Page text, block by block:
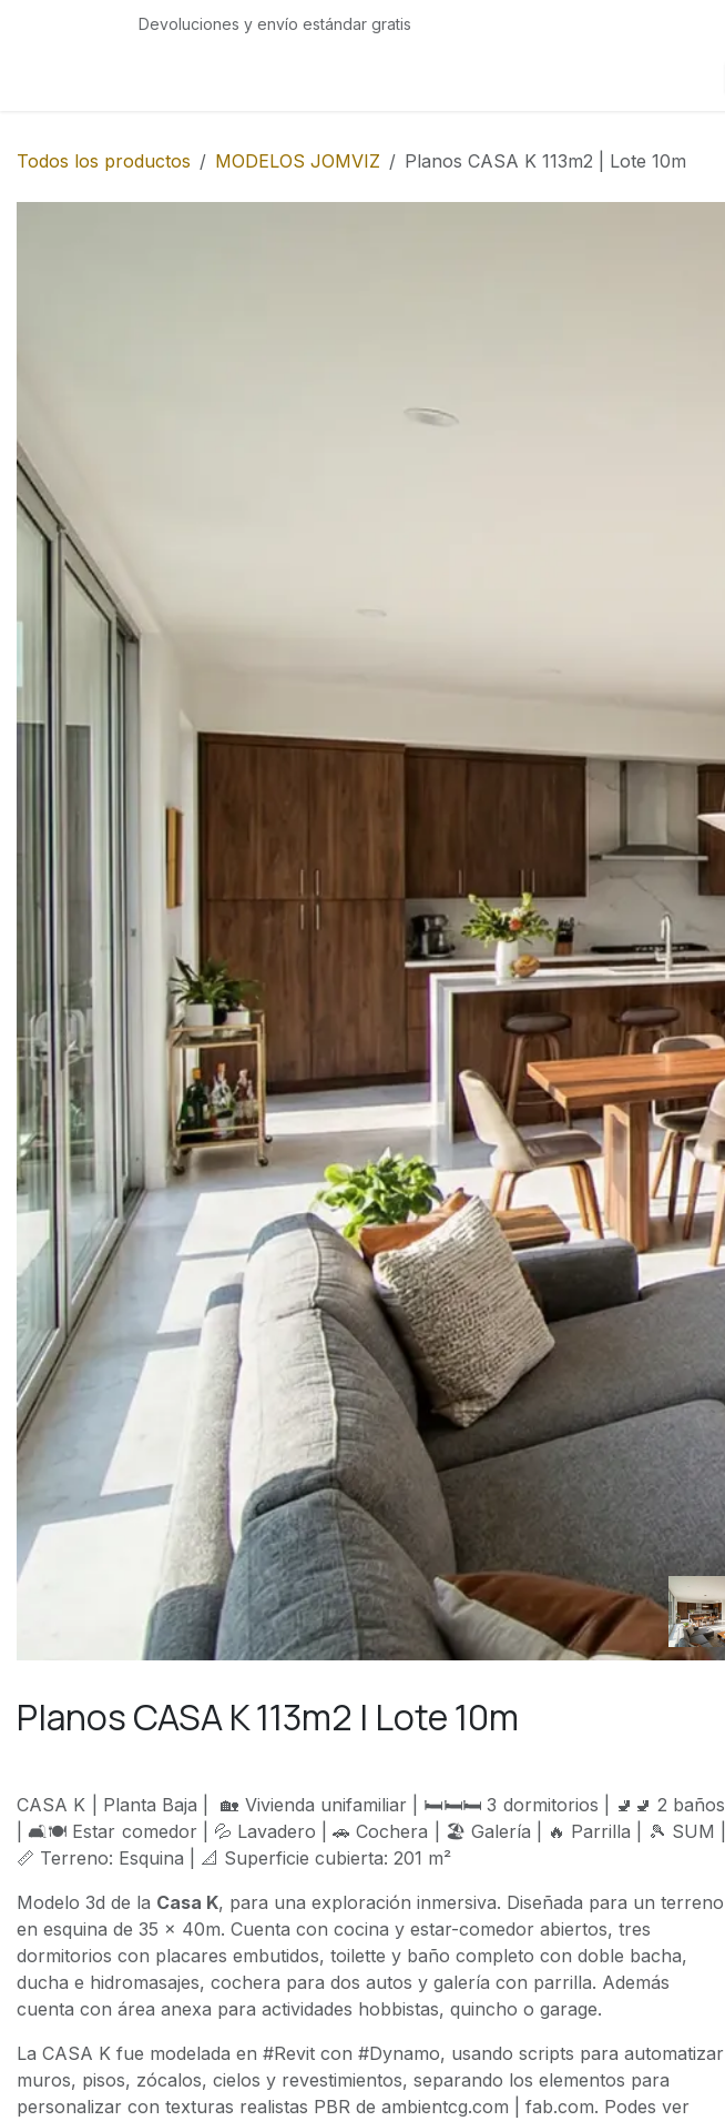
Devoluciones y envío estándar gratis
Todos los productos MODELOS JOMVIZ Planos CASA K 113m2 | Lote 10m
Planos CASA K 113m2 | Lote 10m
CASA K | Planta Baja | 🏡 Vivienda unifamiliar | 🛏️🛏️🛏️ 3 dormitorios | 🚽🚽 2 baños
| 🛋️🍽️ Estar comedor | 💦 Lavadero | 🚗 Cochera | 🏖️ Galería | 🔥 Parrilla | 🎾 SUM |
📏 Terreno: Esquina | 📐 Superficie cubierta: 201 m²
Modelo 3d de la Casa K, para una exploración inmersiva. Diseñada para un terreno
en esquina de 35 x 40m. Cuenta con cocina y estar-comedor abiertos, tres
dormitorios con placares embutidos, toilette y baño completo con doble bacha,
ducha e hidromasajes, cochera para dos autos y galería con parrilla. Además
cuenta con área anexa para actividades hobbistas, quincho o garage.
La CASA K fue modelada en #Revit con #Dynamo, usando scripts para automatizar
muros, pisos, zócalos, cielos y revestimientos, separando los elementos para
personalizar con texturas realistas PBR de ambientcg.com | fab.com. Podes ver